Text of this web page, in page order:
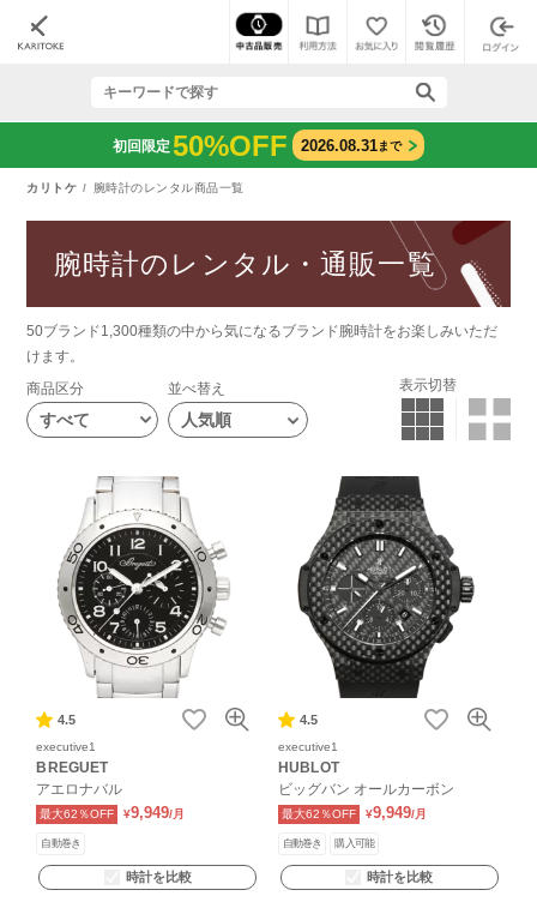
初回限定50%OFF 2026.08.31まで
カリトケ 腕時計のレンタル商品一覧
腕時計のレンタル・通販一覧
50ブランド1,300種類の中から気になるブランド腕時計をお楽しみいただ
けます。
商品区分
すべて
並べ替え 表示切替
4.5
executive1
BREGUET
アエロナバル
最大62％OFF ¥9,949/月
自動巻き
時計を比較
4.5
executive1
HUBLOT
ビッグバン オールカーボン
最大62％OFF ¥9,949/月
自動巻き 購入可能
時計を比較